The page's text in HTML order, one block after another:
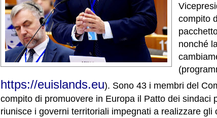
compito
nonché
https://euislands.eu). Sono 43 i membri del
compito di promuovere in Europa il Patto dei sindaci
riunisce i governi territoriali impegnati a realizzare